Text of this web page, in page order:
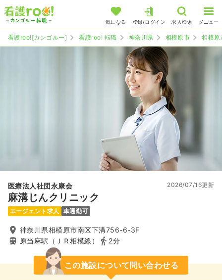
気になる 登録/ログイン 求人検索 メニュー
看護roo![カンゴルー] 看護roo! 転職 神奈川県 相模原市 相模原
医療法人社団永康会
麻溝じんクリニック
2026/07/16更新
エージェント求人 車通勤可
神奈川県相模原市南区下溝756-6-3F
原当麻駅（ＪＲ相模線）
2分
この施設について問い合わせる